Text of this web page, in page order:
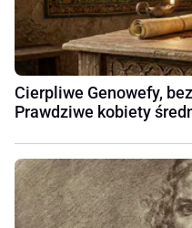
Cierpliwe Genowefy,
Prawdziwe kobiety